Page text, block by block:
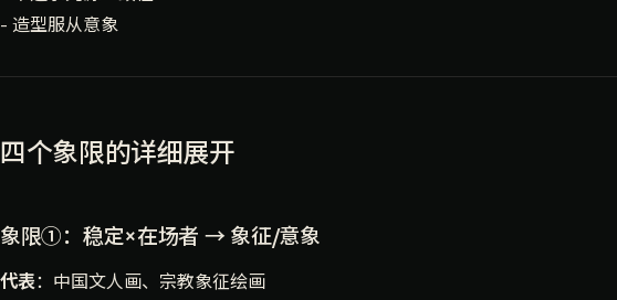
- 造型服从意象
四个象限的详细展开
象限①：稳定×在场者 → 象征/意象
代表：中国文人画、宗教象征绘画